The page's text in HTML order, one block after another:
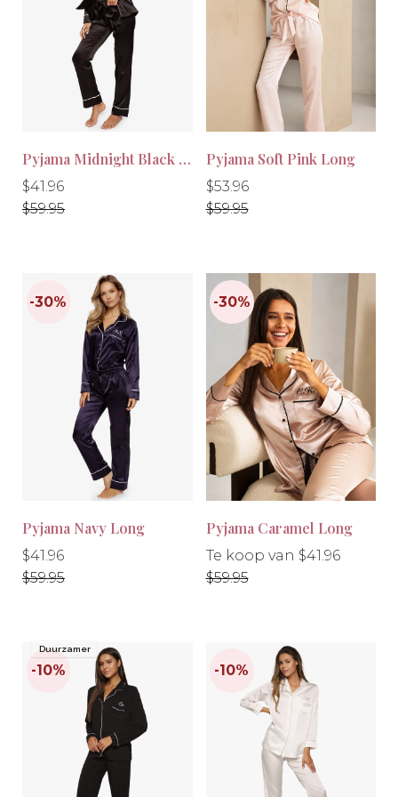
-30%
Pyjama Midnight Black Long
Normale
prijs
$41.96
Normale
prijs
$59.95
-10%
Pyjama Soft Pink Long
Normale
prijs
$53.96
Normale
prijs
$59.95
-30%
Pyjama Navy Long
Normale
prijs
$41.96
Normale
prijs
$59.95
-30%
Pyjama Caramel Long
Te koop van $41.96
Normale
prijs
$59.95
Duurzamer